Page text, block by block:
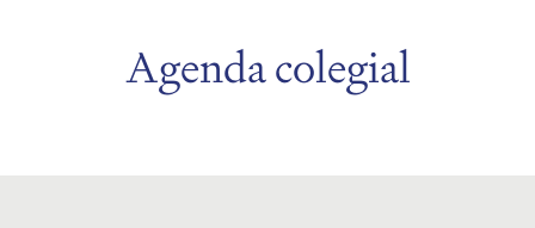
Agenda colegial